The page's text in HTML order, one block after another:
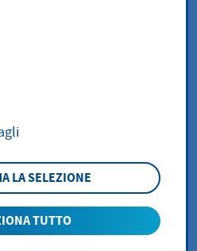
LA SELEZIONE
TUTTO